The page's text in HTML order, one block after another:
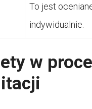
To jest
indywidualnie.
w